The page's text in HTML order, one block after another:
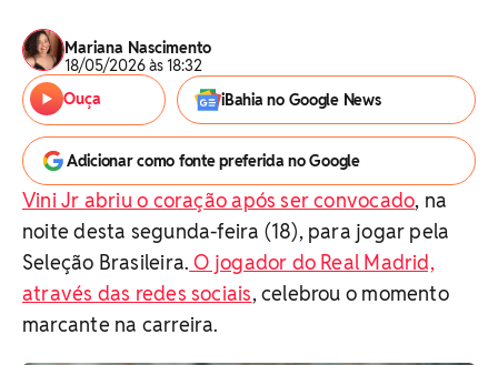
Mariana Nascimento
18/05/2026 às 18:32
Ouça
iBahia no Google News
Adicionar como fonte preferida no Google
Vini Jr abriu o coração após ser convocado, na
noite desta segunda-feira (18), para jogar pela
Seleção Brasileira. O jogador do Real Madrid,
através das redes sociais, celebrou o momento
marcante na carreira.